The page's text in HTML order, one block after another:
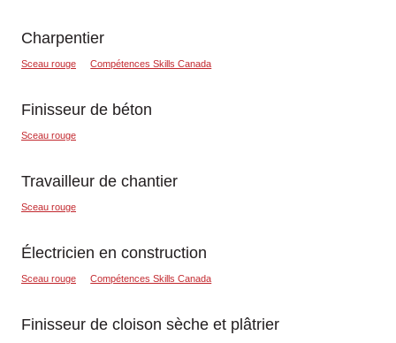
Charpentier
Sceau rouge Compétences Skills Canada
Finisseur de béton
Sceau rouge
Travailleur de chantier
Sceau rouge
Électricien en construction
Sceau rouge Compétences Skills Canada
Finisseur de cloison sèche et plâtrier